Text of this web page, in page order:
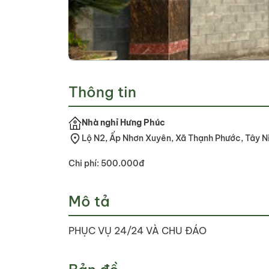
Thông tin
Nhà nghỉ Hưng Phúc
Lộ N2, Ấp Nhơn Xuyên, Xã Thạnh Phước, Tây
Chi phí: 500.000đ
Mô tả
PHỤC VỤ 24/24 VÀ CHU ĐÁO